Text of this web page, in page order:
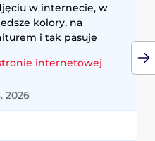
w internecie, w
kolory, na
i tak pasuje
internetowej
2026